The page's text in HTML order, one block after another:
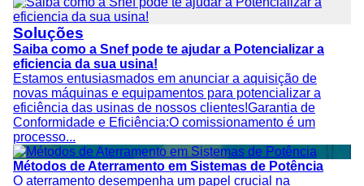
Soluções
Saiba como a Snef pode te ajudar a Potencializar a
eficiencia da sua usina!
Estamos entusiasmados em anunciar a aquisição de
novas máquinas e equipamentos para potencializar a
eficiência das usinas de nossos clientes!Garantia de
Conformidade e Eficiência:O comissionamento é um
processo...
Métodos de Aterramento em Sistemas de Potência
O aterramento desempenha um papel crucial na